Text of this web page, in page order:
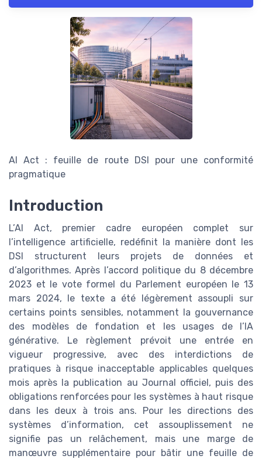
AI Act : feuille de route DSI pour une conformité
pragmatique
Introduction
L’AI Act, premier cadre européen complet sur
l’intelligence artificielle, redéfinit la manière dont les
DSI structurent leurs projets de données et
d’algorithmes. Après l’accord politique du 8 décembre
2023 et le vote formel du Parlement européen le 13
mars 2024, le texte a été légèrement assoupli sur
certains points sensibles, notamment la gouvernance
des modèles de fondation et les usages de l’IA
générative. Le règlement prévoit une entrée en
vigueur progressive, avec des interdictions de
pratiques à risque inacceptable applicables quelques
mois après la publication au Journal officiel, puis des
obligations renforcées pour les systèmes à haut risque
dans les deux à trois ans. Pour les directions des
systèmes d’information, cet assouplissement ne
signifie pas un relâchement, mais une marge de
manœuvre supplémentaire pour bâtir une feuille de